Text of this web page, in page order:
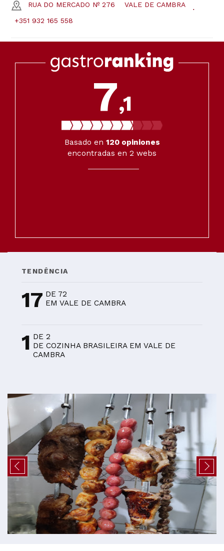
RUA DO MERCADO Nº 276 VALE DE CAMBRA
+351 932 165 558
7,1
Basado en 120opiniones
encontradas en 2 webs
TENDÊNCIA
17 DE 72
EM VALE DE CAMBRA
1 DE 2
DE COZINHA BRASILEIRA EM VALE DE
CAMBRA